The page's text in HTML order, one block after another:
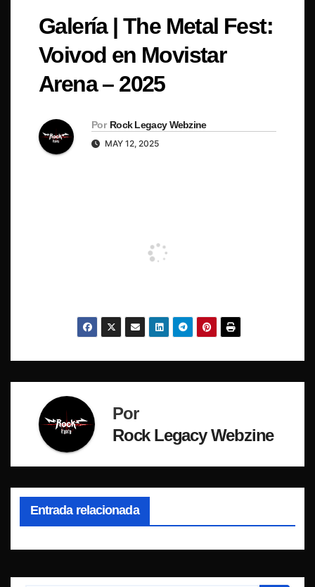
Galería | The Metal Fest:
Voivod en Movistar
Arena – 2025
Por Rock Legacy Webzine
MAY 12, 2025
Por
Rock Legacy Webzine
Entrada relacionada